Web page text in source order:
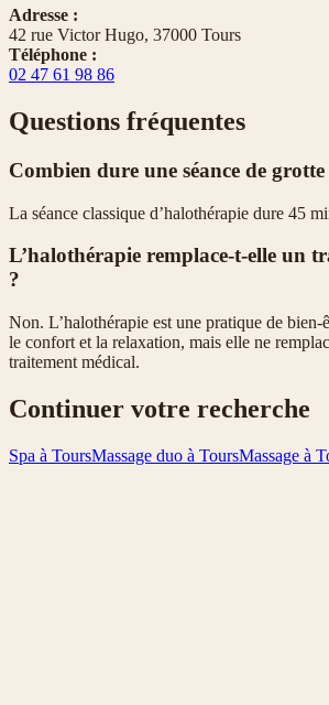
Adresse :
42 rue Victor Hugo, 37000 Tours
Téléphone :
02 47 61 98 86
Questions fréquentes
Combien dure une séance de grotte
La séance classique d’halothérapie dure 45
L’halothérapie remplace-t-elle un
?
Non. L’halothérapie est une pratique de
le confort et la relaxation, mais elle ne
traitement médical.
Continuer votre recherche
Spa à ToursMassage duo à ToursMassage à